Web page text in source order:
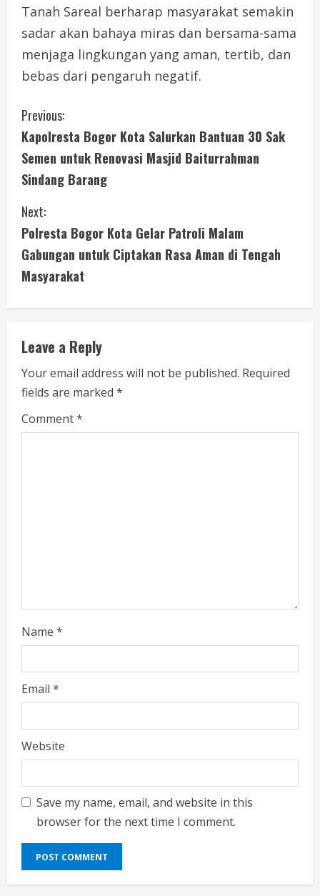
Tanah Sareal berharap masyarakat semakin
sadar akan bahaya miras dan bersama-sama
menjaga lingkungan yang aman, tertib, dan
bebas dari pengaruh negatif.
C
o
n
t
i
n
R
e
a
Previous:
Kapolresta Bogor Kota Salurkan Bantuan 30 Sak
Semen untuk Renovasi Masjid Baiturrahman
Sindang Barang
Next:
Polresta Bogor Kota Gelar Patroli Malam
Gabungan untuk Ciptakan Rasa Aman di Tengah
Masyarakat
Leave a Reply
Your email address will not be published. Required
fields are marked *
Comment*
Name *
Email *
Website
Save my name, email, and website in this
browser for the next time I comment.